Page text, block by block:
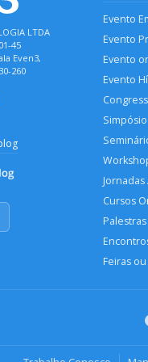
LTDA
45
Even3,
260
Evento
Evento
Evento
Evento
Simpósio
Cursos
Palestras
Feiras